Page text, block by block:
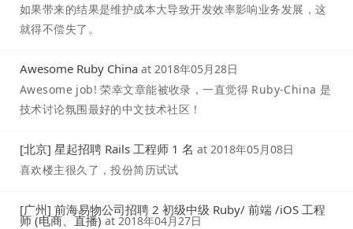
如果带来的结果是维护成本大导致开发效率影响业务发展，这
就得不偿失了。
Awesome Ruby China at 2018年05月28日
Awesome job! 荣幸文章能被收录，一直觉得 Ruby-China 是
技术讨论氛围最好的中文技术社区！
[北京] 星起招聘 Rails 工程师 1 名 at 2018年05月08日
喜欢楼主很久了，投份简历试试
[广州] 前海易物公司招聘 2 初级中级 Ruby/ 前端 /iOS 工程
师 (电商、直播)at 2018年04月27日